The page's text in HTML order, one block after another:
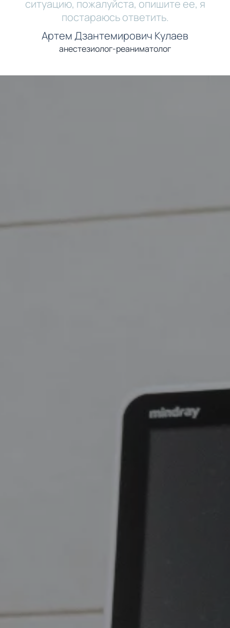
ситуацию, пожалуйста, опишите ее, я
постараюсь ответить.
Артем Дзантемирович Кулаев
анестезиолог-реаниматолог